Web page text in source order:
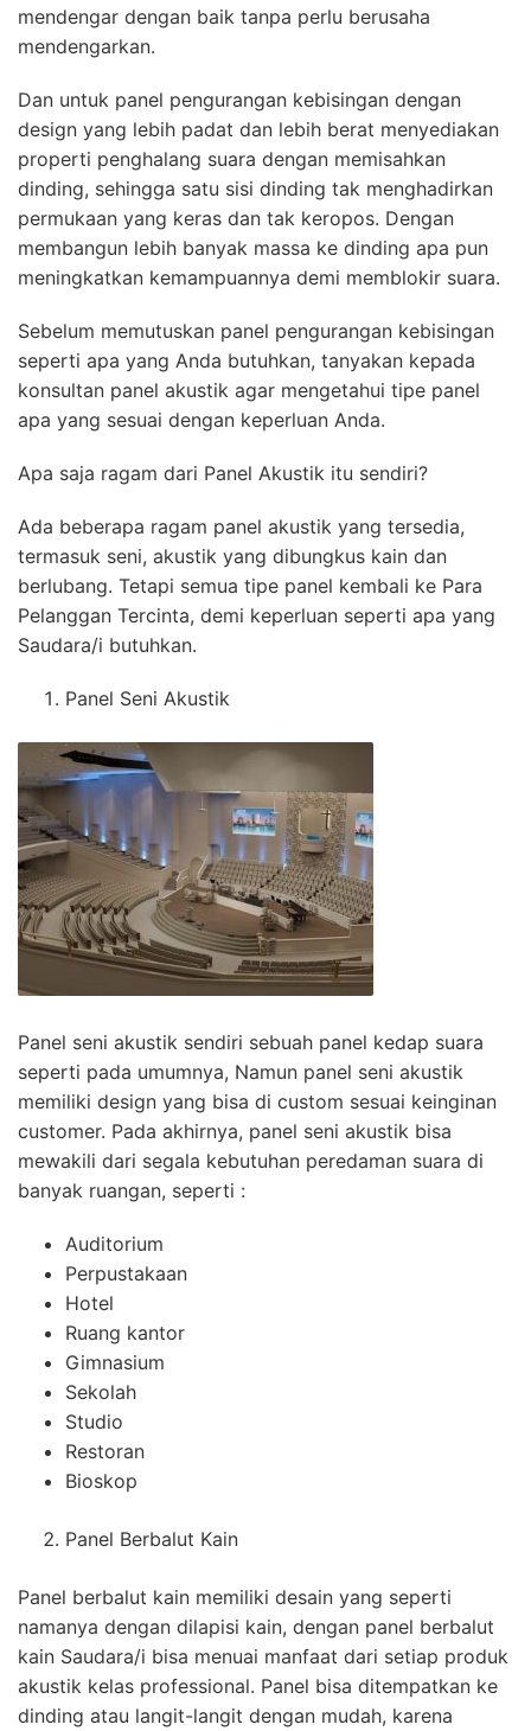
mendengar dengan baik tanpa perlu berusaha
mendengarkan.
Dan untuk panel pengurangan kebisingan dengan
design yang lebih padat dan lebih berat menyediakan
properti penghalang suara dengan memisahkan
dinding, sehingga satu sisi dinding tak menghadirkan
permukaan yang keras dan tak keropos. Dengan
membangun lebih banyak massa ke dinding apa pun
meningkatkan kemampuannya demi memblokir suara.
Sebelum memutuskan panel pengurangan kebisingan
seperti apa yang Anda butuhkan, tanyakan kepada
konsultan panel akustik agar mengetahui tipe panel
apa yang sesuai dengan keperluan Anda.
Apa saja ragam dari Panel Akustik itu sendiri?
Ada beberapa ragam panel akustik yang tersedia,
termasuk seni, akustik yang dibungkus kain dan
berlubang. Tetapi semua tipe panel kembali ke Para
Pelanggan Tercinta, demi keperluan seperti apa yang
Saudara/i butuhkan.
Panel Seni Akustik
Panel seni akustik sendiri sebuah panel kedap suara
seperti pada umumnya, Namun panel seni akustik
memiliki design yang bisa di custom sesuai keinginan
customer. Pada akhirnya, panel seni akustik bisa
mewakili dari segala kebutuhan peredaman suara di
banyak ruangan, seperti :
Auditorium
Perpustakaan
Hotel
Ruang kantor
Gimnasium
Sekolah
Studio
Restoran
Bioskop
Panel Berbalut Kain
Panel berbalut kain memiliki desain yang seperti
namanya dengan dilapisi kain, dengan panel berbalut
kain Saudara/i bisa menuai manfaat dari setiap produk
akustik kelas professional. Panel bisa ditempatkan ke
dinding atau langit-langit dengan mudah, karena